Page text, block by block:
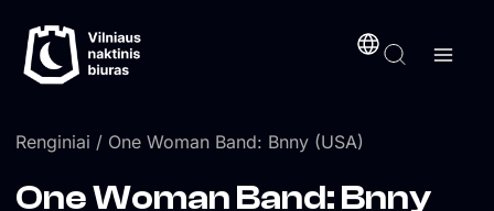
prie
turinio
Renginiai / One Woman Band: Bnny (USA)
One Woman Band: Bnny